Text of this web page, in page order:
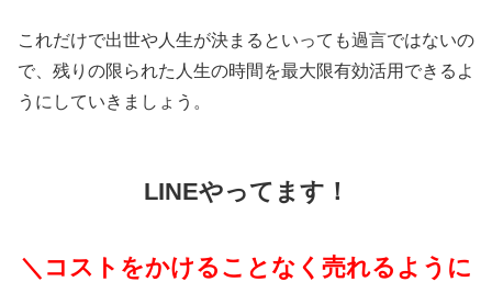
これだけで出世や人生が決まるといっても過言ではないの
で、残りの限られた人生の時間を最大限有効活用できるよ
うにしていきましょう。
LINEやってます！
＼コストをかけることなく売れるように